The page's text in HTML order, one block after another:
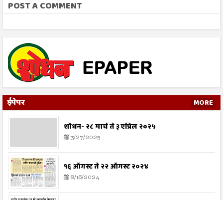
POST A COMMENT
ईपेपर MORE
शोधन- २८ मार्च ते ३ एप्रिल २०२५
3/27/2025
१६ ऑगस्ट ते २२ ऑगस्ट २०२४
8/16/2024